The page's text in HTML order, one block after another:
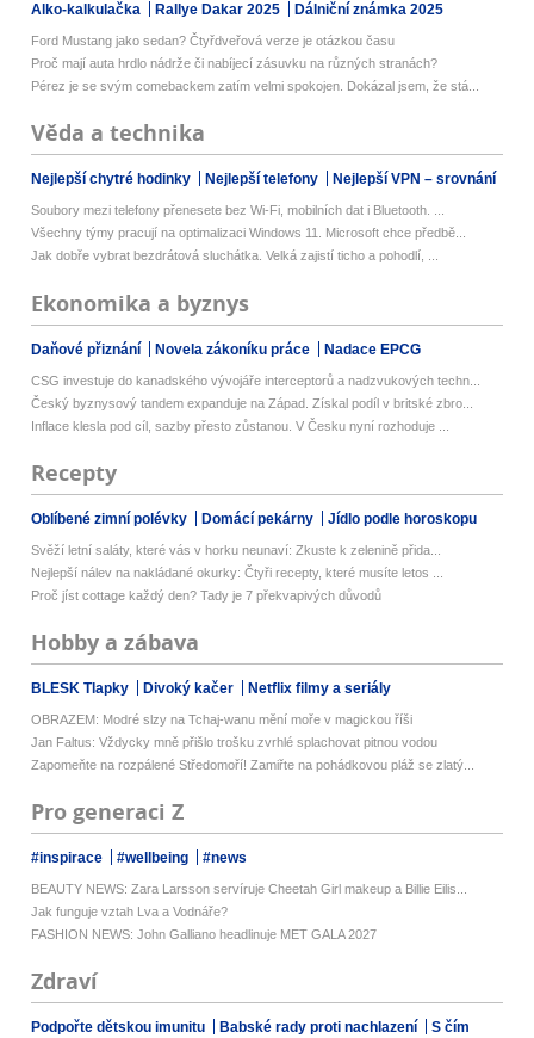
Alko-kalkulačka Rallye Dakar 2025 Dálniční známka 2025
Ford Mustang jako sedan? Čtyřdveřová verze je otázkou času
Proč mají auta hrdlo nádrže či nabíjecí zásuvku na různých stranách?
Pérez je se svým comebackem zatím velmi spokojen. Dokázal jsem, že stá...
Věda a technika
Nejlepší chytré hodinky Nejlepší telefony Nejlepší VPN – srovnání
Soubory mezi telefony přenesete bez Wi-Fi, mobilních dat i Bluetooth. ...
Všechny týmy pracují na optimalizaci Windows 11. Microsoft chce předbě...
Jak dobře vybrat bezdrátová sluchátka. Velká zajistí ticho a pohodlí, ...
Ekonomika a byznys
Daňové přiznání Novela zákoníku práce Nadace EPCG
CSG investuje do kanadského vývojáře interceptorů a nadzvukových techn...
Český byznysový tandem expanduje na Západ. Získal podíl v britské zbro...
Inflace klesla pod cíl, sazby přesto zůstanou. V Česku nyní rozhoduje ...
Recepty
Oblíbené zimní polévky Domácí pekárny Jídlo podle horoskopu
Svěží letní saláty, které vás v horku neunaví: Zkuste k zelenině přida...
Nejlepší nálev na nakládané okurky: Čtyři recepty, které musíte letos ...
Proč jíst cottage každý den? Tady je 7 překvapivých důvodů
Hobby a zábava
BLESK Tlapky Divoký kačer Netflix filmy a seriály
OBRAZEM: Modré slzy na Tchaj-wanu mění moře v magickou říši
Jan Faltus: Vždycky mně přišlo trošku zvrhlé splachovat pitnou vodou
Zapomeňte na rozpálené Středomoří! Zamiřte na pohádkovou pláž se zlatý...
Pro generaci Z
#inspirace #wellbeing #news
BEAUTY NEWS: Zara Larsson servíruje Cheetah Girl makeup a Billie Eilis...
Jak funguje vztah Lva a Vodnáře?
FASHION NEWS: John Galliano headlinuje MET GALA 2027
Zdraví
Podpořte dětskou imunitu Babské rady proti nachlazení
S čím